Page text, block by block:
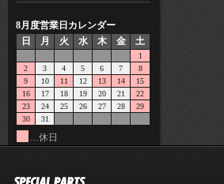
8月度営業日カレンダー
日
月 火 水 木 金 土
1
2
3 4 5 6 7
8
9
10 11 12 13 14
15
16
17 18 19 20 21
22
23
24 25 26 27 28
29
30
31
…休日